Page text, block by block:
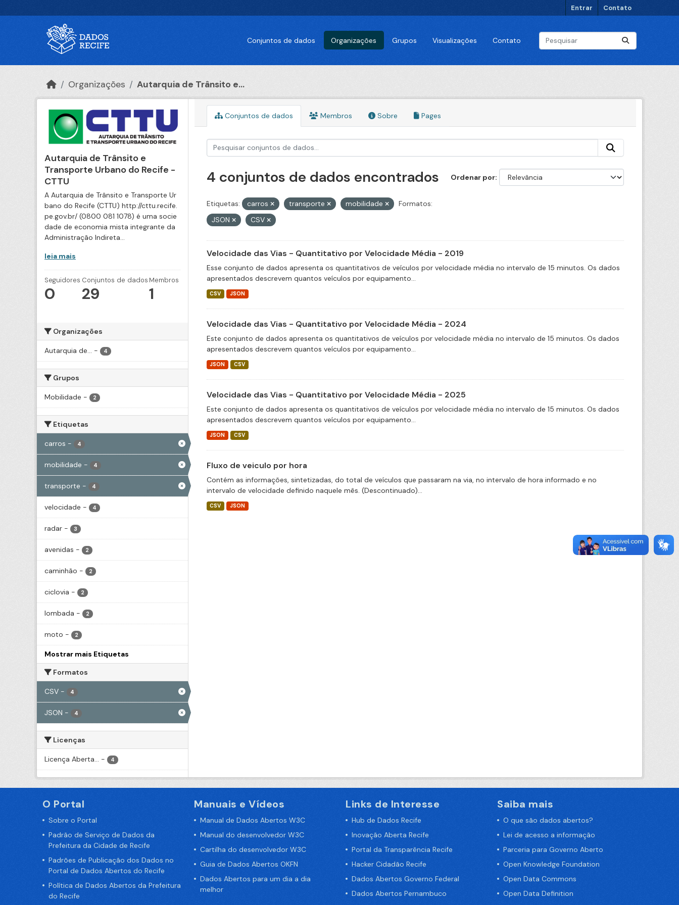
Entrar Contato
Conjuntos de dados Organizações Grupos Visualizações Contato
Organizações Autarquia de Trânsito e...
Autarquia de Trânsito e
Transporte Urbano do Recife -
CTTU
A Autarquia de Trânsito e Transporte Ur
bano do Recife (CTTU) http://cttu.recife.
pe.gov.br/ (0800 081 1078) é uma socie
dade de economia mista integrante da
Administração Indireta...
leia mais
Seguidores
0
Conjuntos de dados
29
Membros
1
Organizações
Autarquia de... - 4
Grupos
Mobilidade - 2
Etiquetas
carros - 4
mobilidade - 4
transporte - 4
velocidade - 4
radar - 3
avenidas - 2
caminhão - 2
ciclovia - 2
lombada - 2
moto - 2
Mostrar mais Etiquetas
Formatos
CSV - 4
JSON - 4
Licenças
Licença Aberta... - 4
Conjuntos de dados Membros Sobre Pages
Ordenar por
4 conjuntos de dados encontrados
Etiquetas: carros transporte mobilidade
Formatos:
JSON
CSV
Velocidade das Vias - Quantitativo por Velocidade Média - 2019
Esse conjunto de dados apresenta os quantitativos de veículos por velocidade média no intervalo de 15 minutos. Os dados
apresentados descrevem quantos veículos por equipamento...
CSV JSON
Velocidade das Vias - Quantitativo por Velocidade Média - 2024
Este conjunto de dados apresenta os quantitativos de veículos por velocidade média no intervalo de 15 minutos. Os dados
apresentados descrevem quantos veículos por equipamento...
JSON CSV
Velocidade das Vias - Quantitativo por Velocidade Média - 2025
Este conjunto de dados apresenta os quantitativos de veículos por velocidade média no intervalo de 15 minutos. Os dados
apresentados descrevem quantos veículos por equipamento...
JSON CSV
Fluxo de veiculo por hora
Contém as informações, sintetizadas, do total de veículos que passaram na via, no intervalo de hora informado e no
intervalo de velocidade definido naquele mês. (Descontinuado)...
CSV JSON
O Portal
Sobre o Portal
Padrão de Serviço de Dados da
Prefeitura da Cidade de Recife
Padrões de Publicação dos Dados no
Portal de Dados Abertos do Recife
Política de Dados Abertos da Prefeitura
do Recife
Manuais e Vídeos
Manual de Dados Abertos W3C
Manual do desenvolvedor W3C
Cartilha do desenvolvedor W3C
Guia de Dados Abertos OKFN
Dados Abertos para um dia a dia
melhor
Links de Interesse
Hub de Dados Recife
Inovação Aberta Recife
Portal da Transparência Recife
Hacker Cidadão Recife
Dados Abertos Governo Federal
Dados Abertos Pernambuco
Saiba mais
O que são dados abertos?
Lei de acesso a informação
Parceria para Governo Aberto
Open Knowledge Foundation
Open Data Commons
Open Data Definition